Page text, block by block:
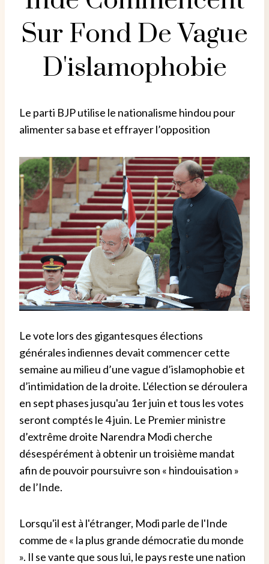
Sur Fond De Vague
D'islamophobie
Le parti BJP utilise le nationalisme hindou pour
alimenter sa base et effrayer l’opposition
Le vote lors des gigantesques élections
générales indiennes devait commencer cette
semaine au milieu d’une vague d’islamophobie et
d’intimidation de la droite. L'élection se déroulera
en sept phases jusqu'au 1er juin et tous les votes
seront comptés le 4 juin. Le Premier ministre
d’extrême droite Narendra Modi cherche
désespérément à obtenir un troisième mandat
afin de pouvoir poursuivre son « hindouisation »
de l’Inde.
Lorsqu'il est à l'étranger, Modi parle de l'Inde
comme de « la plus grande démocratie du monde
». Il se vante que sous lui, le pays reste une nation